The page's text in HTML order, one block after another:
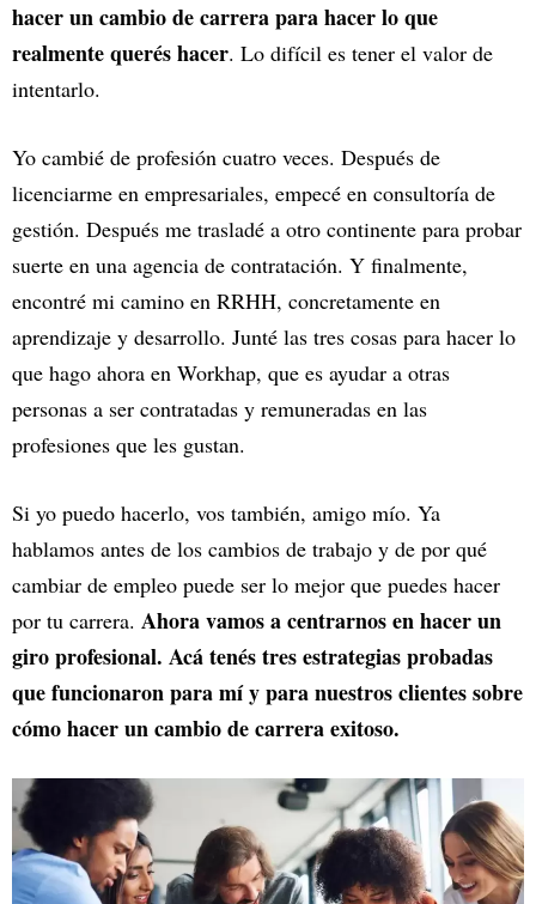
hacer un cambio de carrera para hacer lo que
realmente querés hacer. Lo difícil es tener el valor de
intentarlo.
Yo cambié de profesión cuatro veces. Después de
licenciarme en empresariales, empecé en consultoría de
gestión. Después me trasladé a otro continente para probar
suerte en una agencia de contratación. Y finalmente,
encontré mi camino en RRHH, concretamente en
aprendizaje y desarrollo. Junté las tres cosas para hacer lo
que hago ahora en Workhap, que es ayudar a otras
personas a ser contratadas y remuneradas en las
profesiones que les gustan.
Si yo puedo hacerlo, vos también, amigo mío. Ya
hablamos antes de los cambios de trabajo y de por qué
cambiar de empleo puede ser lo mejor que puedes hacer
por tu carrera. Ahora vamos a centrarnos en hacer un
giro profesional. Acá tenés tres estrategias probadas
que funcionaron para mí y para nuestros clientes sobre
cómo hacer un cambio de carrera exitoso.